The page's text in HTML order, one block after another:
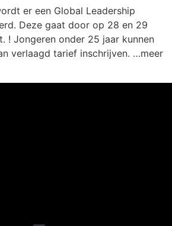
er een Global Leadership
Deze gaat door op 28 en 29
! Jongeren onder 25 jaar kunnen
verlaagd tarief inschrijven. …meer